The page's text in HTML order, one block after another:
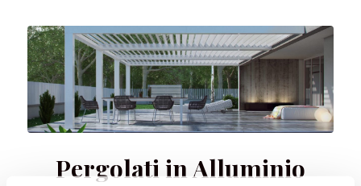
Pergolati in Alluminio